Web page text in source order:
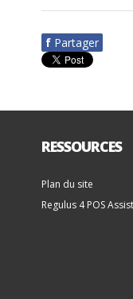
f Partager
RESSOURCES
Plan du site
Regulus 4 POS